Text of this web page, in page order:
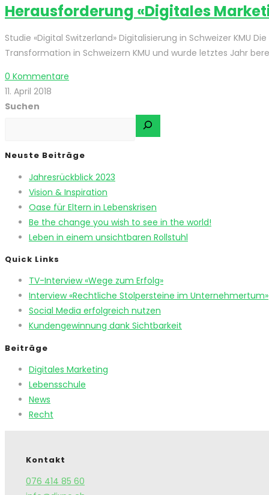
Herausforderung «Digitales
Studie «Digital Switzerland» Digitalisierung in Schweizer KMU
Transformation in Schweizern KMU und wurde letztes Jahr
0 Kommentare
11. April 2018
Suchen
Neuste Beiträge
Jahresrückblick 2023
Vision & Inspiration
Oase für Eltern in Lebenskrisen
Be the change you wish to see in the world!
Leben in einem unsichtbaren Rollstuhl
Quick Links
TV-Interview «Wege zum Erfolg»
Interview «Rechtliche Stolpersteine im Unternehmertum»
Social Media erfolgreich nutzen
Kundengewinnung dank Sichtbarkeit
Beiträge
Digitales Marketing
Lebensschule
News
Recht
Kontakt
076 414 85 60